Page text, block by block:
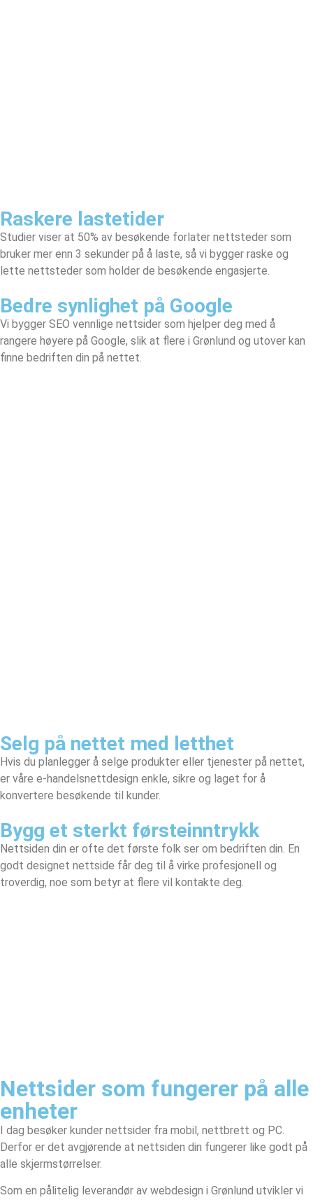
Raskere lastetider
Studier viser at 50% av besøkende forlater nettsteder som
bruker mer enn 3 sekunder på å laste, så vi bygger raske og
lette nettsteder som holder de besøkende engasjerte.
Bedre synlighet på Google
Vi bygger SEO vennlige nettsider som hjelper deg med å
rangere høyere på Google, slik at flere i Grønlund og utover kan
finne bedriften din på nettet.
Selg på nettet med letthet
Hvis du planlegger å selge produkter eller tjenester på nettet,
er våre e-handelsnettdesign enkle, sikre og laget for å
konvertere besøkende til kunder.
Bygg et sterkt førsteinntrykk
Nettsiden din er ofte det første folk ser om bedriften din. En
godt designet nettside får deg til å virke profesjonell og
troverdig, noe som betyr at flere vil kontakte deg.
Nettsider som fungerer på alle
enheter
I dag besøker kunder nettsider fra mobil, nettbrett og PC.
Derfor er det avgjørende at nettsiden din fungerer like godt på
alle skjermstørrelser.
Som en pålitelig leverandør av webdesign i Grønlund utvikler vi